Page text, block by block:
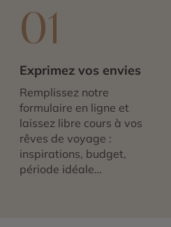
01
Exprimez vos envies
Remplissez notre
formulaire en ligne et
laissez libre cours à vos
rêves de voyage :
inspirations, budget,
période idéale…